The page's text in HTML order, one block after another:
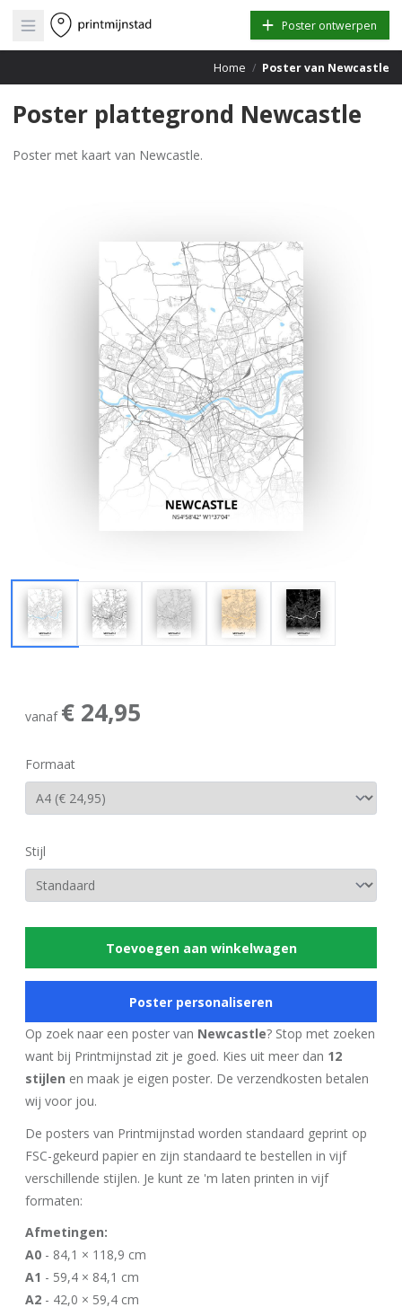
Open main menu Poster ontwerpen
Home / Poster van Newcastle
Poster plattegrond Newcastle
Poster met kaart van Newcastle.
vanaf € 24,95
Formaat
Stijl
Toevoegen aan winkelwagen
Poster personaliseren
Op zoek naar een poster van Newcastle? Stop met zoeken
want bij Printmijnstad zit je goed. Kies uit meer dan 12
stijlen en maak je eigen poster. De verzendkosten betalen
wij voor jou.
De posters van Printmijnstad worden standaard geprint op
FSC-gekeurd papier en zijn standaard te bestellen in vijf
verschillende stijlen. Je kunt ze 'm laten printen in vijf
formaten:
Afmetingen:
A0 - 84,1 × 118,9 cm
A1 - 59,4 × 84,1 cm
A2 - 42,0 × 59,4 cm